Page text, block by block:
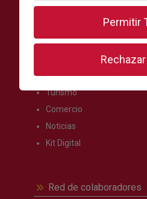
Oferta formativa
Internacional
Turismo
Comercio
Noticias
Kit Digital
Red de colaboradores
Permitir